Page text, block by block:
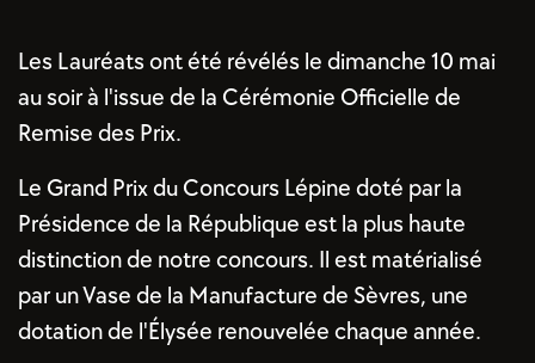
Les Lauréats ont été révélés le dimanche 10 mai
au soir à l'issue de la Cérémonie Officielle de
Remise des Prix.
Le Grand Prix du Concours Lépine doté par la
Présidence de la République est la plus haute
distinction de notre concours. Il est matérialisé
par un Vase de la Manufacture de Sèvres, une
dotation de l'Élysée renouvelée chaque année.